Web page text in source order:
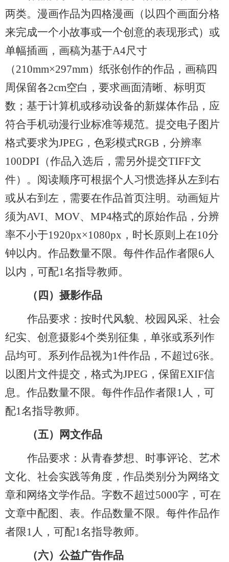
两类。漫画作品为四格漫画 （ 以四个画面分格
来完成一个小故事或一个创意的表现形式） 或
单幅插画 ， 画稿为基于A4尺寸
（210mm×297mm） 纸张创作的作品，画稿四
周保留各2cm空白，要求画面清晰、标明页
数 ； 基于计算机或移动设备的新媒体作品，应
符合手机动漫行业标准等规范。提交电子图片
格式要求为JPEG ， 色彩模式RGB ， 分辨率
100DPI （作品入选后，需另外提交TIFF文
件） 。阅读顺序可根据个人习惯选择从左到右
或从右到左，需要在作品首页注明。动画短片
须为AVI、MOV、MP4格式的原始作品，分辨
率不小于1920px×1080px ， 时长原则上在10分
钟以内。作品数量不限。每件作品作者限6人
以内，可配1名指导教师。
（四） 摄影作品
作品要求：按时代风貌、校园风采、社会
纪实、创意摄影4个类别征集，单张或系列作
品均可。系列作品视为1件作品，不超过6张。
以图片文件提交，格式为JPEG ， 保留EXIF信
息。作品数量不限。每件作品作者限1人，可
配1名指导教师。
（五）
网文作品
作品要求：从青春梦想、时事评论、艺术
文化、社会实践等角度，作品类别分为网络文
章和网络文学作品。字数不超过5000字，可在
文章中配图、表。作品数量不限。每件作品作
者限1人，可配1名指导教师。
（六） 公益广告作品